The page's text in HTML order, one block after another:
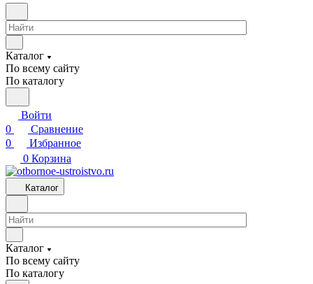
Каталог
По всему сайту
По каталогу
Войти
0
Сравнение
0
Избранное
0 Корзина
Каталог
Каталог
По всему сайту
По каталогу